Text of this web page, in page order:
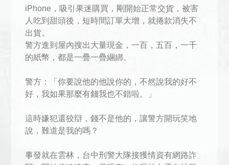
iPhone，吸引果迷購買，剛開始正常交貨，被害
人吃到甜頭後，短時間訂單大增，就捲款消失不
出貨。
警方進到屋內搜出大量現金，一百，五百，一千
的紙幣，都是一疊一疊綑綁。
警方：「你要說他的他說你的，不然說我的好不
好，我如果那麼有錢我也不錯啦。」
這時嫌犯還狡辯，錢不是他的，讓警方開玩笑地
說，難道是我的嗎？
事發就在雲林，台中刑警大隊接獲情資有網路詐